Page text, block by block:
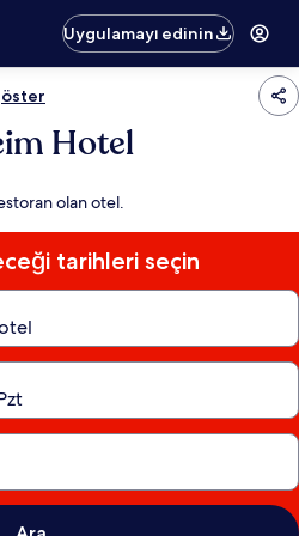
Uygulamayı edinin
Hotel
olan otel.
tarihleri seçin